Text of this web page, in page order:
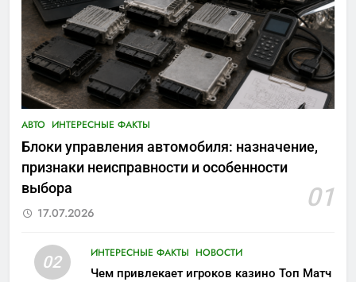
АВТО ИНТЕРЕСНЫЕ ФАКТЫ
Блоки управления автомобиля: назначение,
признаки неисправности и особенности
выбора
01
17.07.2026
02 ИНТЕРЕСНЫЕ ФАКТЫ НОВОСТИ
Чем привлекает игроков казино Топ Матч